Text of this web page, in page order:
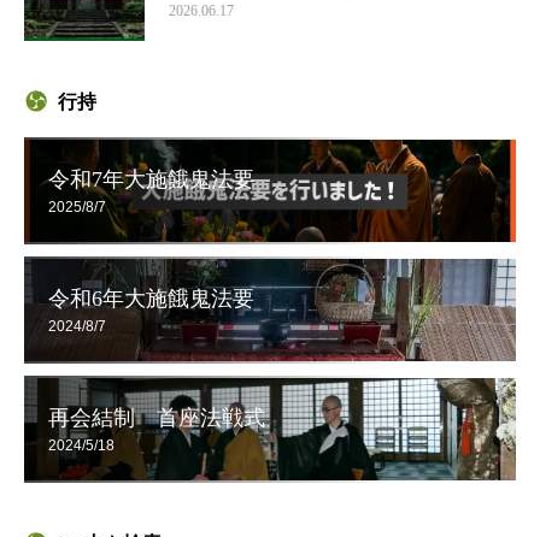
2026.06.17
行持
令和7年大施餓鬼法要
2025/8/7
令和6年大施餓鬼法要
2024/8/7
再会結制 首座法戦式
2024/5/18